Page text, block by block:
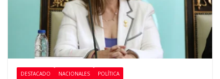
DESTACADO NACIONALES POLÍTICA